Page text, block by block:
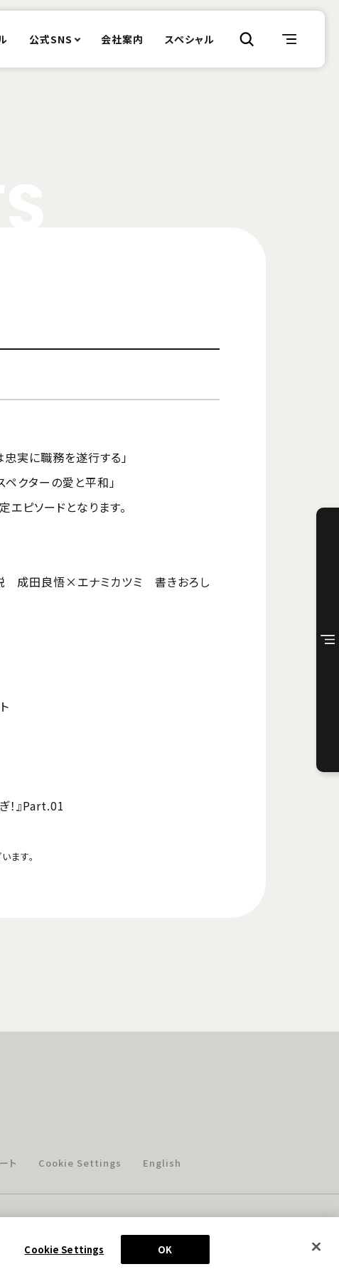
公式SNS 会社案内 スペシャル
忠実に職務を遂行する」
ペクターの愛と平和」
ピソードとなります。
成田良悟×エナミカツミ 書きおろし
！』Part.01
ます。
ト Cookie Settings English
© Aniplex Inc. All rights reserved.
Cookie Settings OK